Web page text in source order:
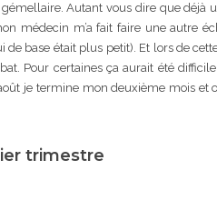
Autant vous dire que déjà
médecin m’a fait faire une autre
base était plus petit). Et lors de
Pour certaines ça aurait été
je termine mon deuxième mois et
trimestre